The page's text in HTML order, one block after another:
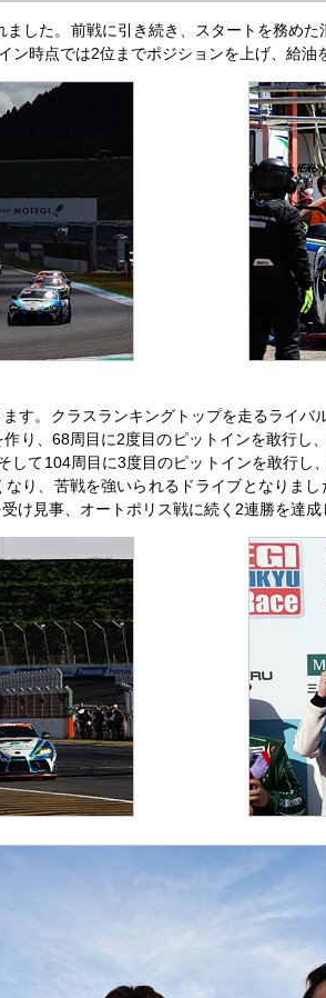
した。前戦に引き続き、スタートを務め
時点では2位までポジションを上げ、給油
す。クラスランキングトップを走るライ
り、68周目に2度目のピットインを敢行
て104周目に3度目のピットインを敢行し
り、苦戦を強いられるドライブとなりま
け見事、オートポリス戦に続く2連勝を達成